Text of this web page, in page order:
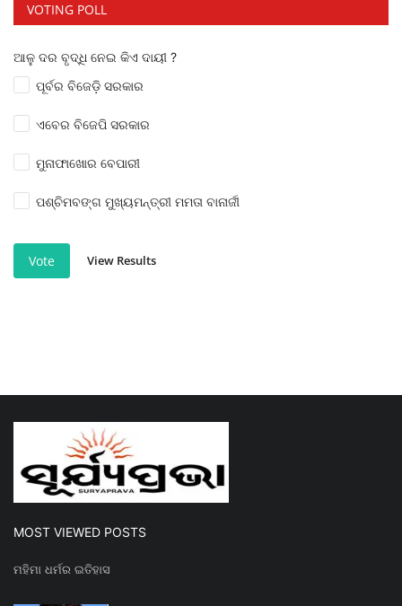
VOTING POLL
ଆଳୁ ଦର ବୃଦ୍ଧି ନେଇ କିଏ ଦାୟୀ ?
ପୂର୍ବର ବିଜେଡ଼ି ସରକାର
ଏବେର ବିଜେପି ସରକାର
ମୁନାଫାଖୋର ବେପାରୀ
ପଶ୍ଚିମବଙ୍ଗ ମୁଖ୍ୟମନ୍ତ୍ରୀ ମମତା ବାନାର୍ଜୀ
Vote View Results
MOST VIEWED POSTS
ମହିମା ଧର୍ମର ଇତିହାସ